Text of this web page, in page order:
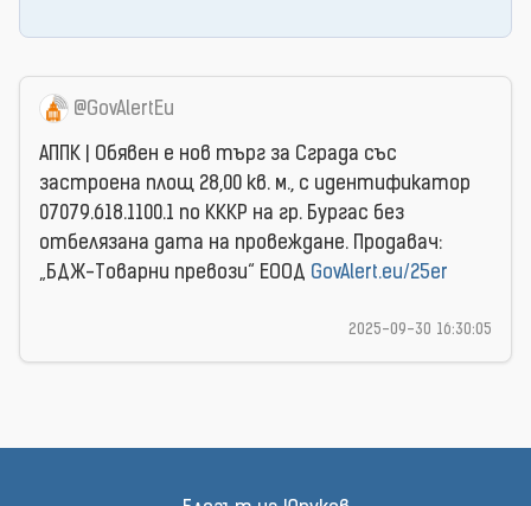
@GovAlertEu
АППК | Обявен е нов търг за Сграда със
застроена площ 28,00 кв. м., с идентификатор
07079.618.1100.1 по КККР на гр. Бургас без
отбелязана дата на провеждане. Продавач:
„БДЖ-Товарни превози“ ЕООД GovAlert.eu/25er
2025-09-30 16:30:05